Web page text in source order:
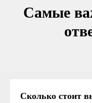
Самые
Сколько стоит